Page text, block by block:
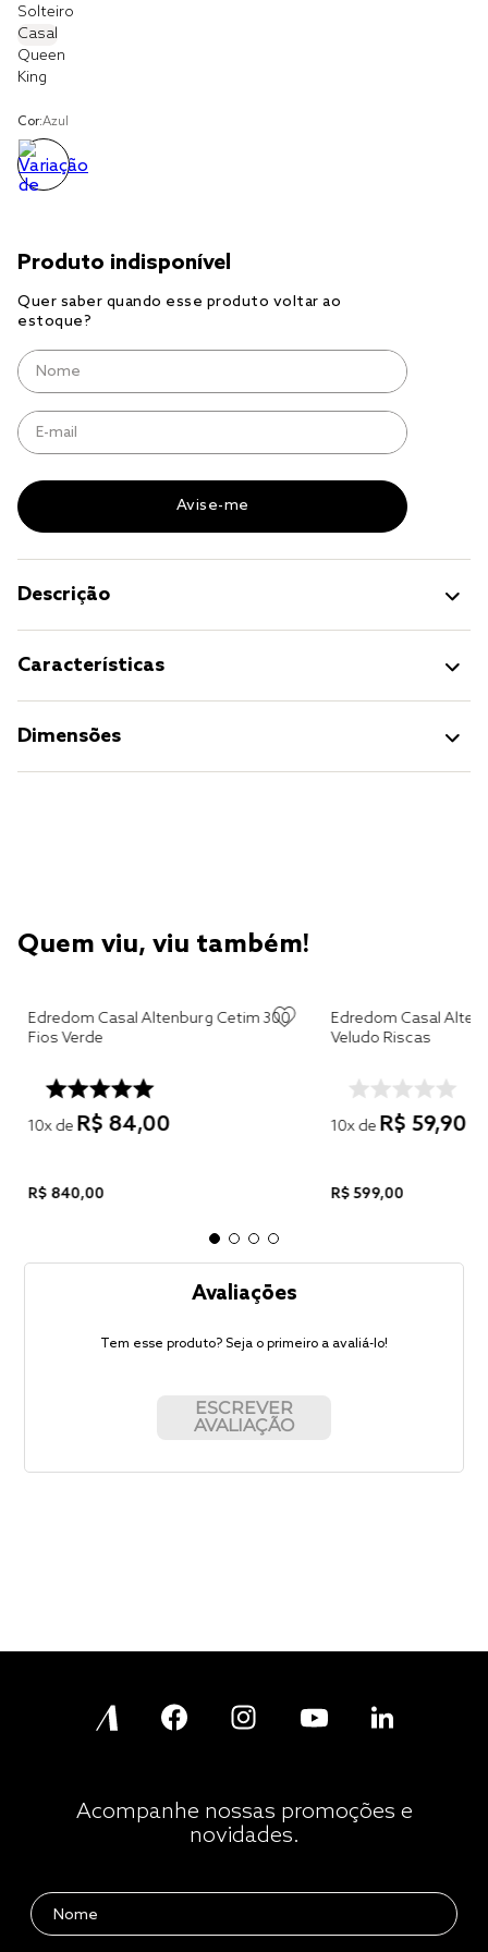
Solteiro
Casal
Queen
King
Cor:Azul
Descrição
Características
Dimensões
Quem viu, viu também!
Edredom Casal Altenburg Cetim 300
Fios Verde
10x de R$ 84,00
R$ 840,00
Edredom Casal
Veludo Riscas
10x de R$ 59,90
R$599,00
Avaliações
Tem esse produto? Seja o primeiro a avaliá-lo!
ESCREVER
AVALIAÇÃO
Acompanhe nossas promoções e
novidades.
cobre leito
cobertor
jogo cama casal